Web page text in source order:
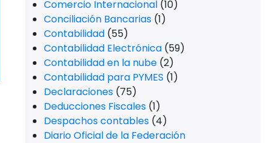
Comercio Internacional (10)
Conciliación Bancarias (1)
Contabilidad (55)
Contabilidad Electrónica (59)
Contabilidad en la nube (2)
Contabilidad para PYMES (1)
Declaraciones (75)
Deducciones Fiscales (1)
Despachos contables (4)
Diario Oficial de la Federación